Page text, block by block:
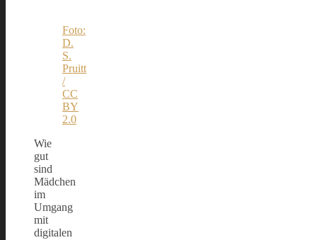
Foto:
D.
S.
Pruitt
/
CC
BY
2.0
Wie
gut
sind
Mädchen
im
Umgang
mit
digitalen